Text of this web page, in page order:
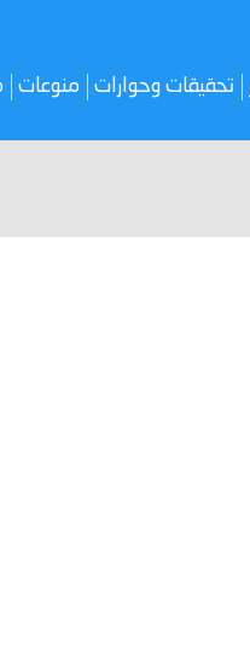
تحقيقات وحوارات منوعات